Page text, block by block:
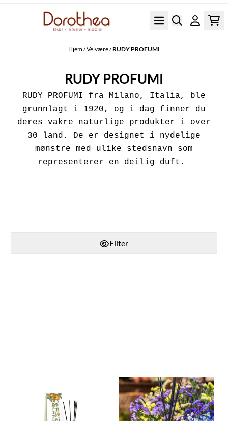
Hopp til innhold
Hjem/Velvære/RUDY PROFUMI
RUDY PROFUMI
RUDY PROFUMI fra Milano, Italia, ble
grunnlagt i 1920, og i dag finner du
deres vakre naturlige produkter i over
30 land. De er designet i nydelige
mønstre med ulike stedsnavn som
representerer en deilig duft.
Filter